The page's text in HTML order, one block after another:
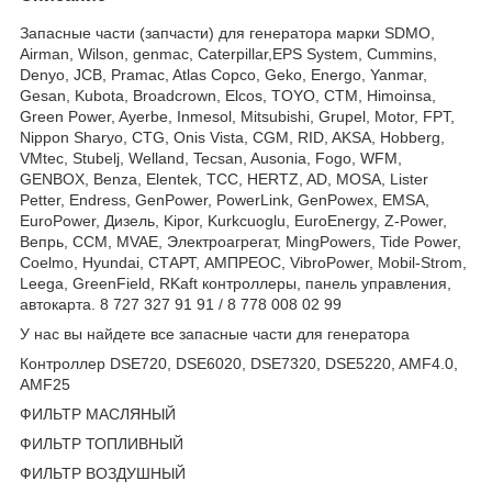
Запасные части (запчасти) для генератора марки SDMO,
Airman, Wilson, genmac, Caterpillar,EPS System, Cummins,
Denyo, JCB, Pramac, Atlas Copco, Geko, Energo, Yanmar,
Gesan, Kubota, Broadcrown, Elcos, TOYO, CTM, Himoinsa,
Green Power, Ayerbe, Inmesol, Mitsubishi, Grupel, Motor, FPT,
Nippon Sharyo, CTG, Onis Vista, CGM, RID, AKSA, Hobberg,
VMtec, Stubelj, Welland, Tecsan, Ausonia, Fogo, WFM,
GENBOX, Benza, Elentek, TCC, HERTZ, AD, MOSA, Lister
Petter, Endress, GenPower, PowerLink, GenPowex, EMSA,
EuroPower, Дизель, Kipor, Kurkcuoglu, EuroEnergy, Z-Power,
Вепрь, CCM, MVAE, Электроагрегат, MingPowers, Tide Power,
Coelmo, Hyundai, СТАРТ, АМПРЕОС, VibroPower, Mobil-Strom,
Leega, GreenField, RKaft контроллеры, панель управления,
автокарта. 8 727 327 91 91 / 8 778 008 02 99
У нас вы найдете все запасные части для генератора
Контроллер DSE720, DSE6020, DSE7320, DSE5220, AMF4.0,
AMF25
ФИЛЬТР МАСЛЯНЫЙ
ФИЛЬТР ТОПЛИВНЫЙ
ФИЛЬТР ВОЗДУШНЫЙ